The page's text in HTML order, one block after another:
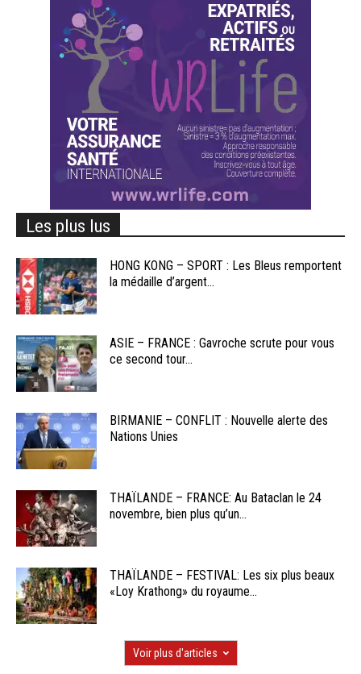
Les plus lus
HONG KONG – SPORT : Les Bleus remportent
la médaille d’argent...
ASIE – FRANCE : Gavroche scrute pour vous
ce second tour...
BIRMANIE – CONFLIT : Nouvelle alerte des
Nations Unies
THAÏLANDE – FRANCE: Au Bataclan le 24
novembre, bien plus qu’un...
THAÏLANDE – FESTIVAL: Les six plus beaux
«Loy Krathong» du royaume...
Voir plus d'articles